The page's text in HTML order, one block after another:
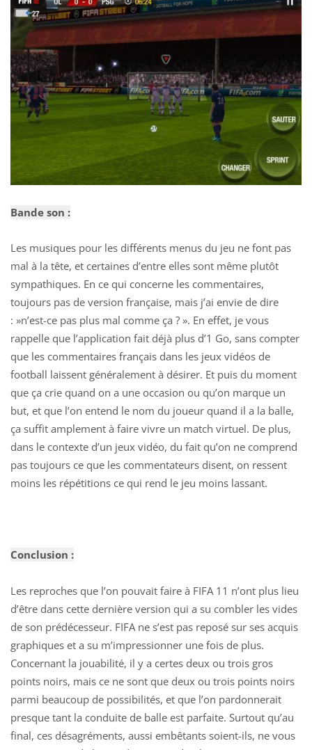
Bande son :
Les musiques pour les différents menus du jeu ne font pas
mal à la tête, et certaines d’entre elles sont même plutôt
sympathiques. En ce qui concerne les commentaires,
toujours pas de version française, mais j’ai envie de dire
: »n’est-ce pas plus mal comme ça ? ». En effet, je vous
rappelle que l’application fait déjà plus d’1 Go, sans compter
que les commentaires français dans les jeux vidéos de
football laissent généralement à désirer. Et puis du moment
que ça crie quand on a une occasion ou qu’on marque un
but, et que l’on entend le nom du joueur quand il a la balle,
ça suffit amplement à faire vivre un match virtuel. De plus,
dans le contexte d’un jeux vidéo, du fait qu’on ne comprend
pas toujours ce que les commentateurs disent, on ressent
moins les répétitions ce qui rend le jeu moins lassant.
Conclusion :
Les reproches que l’on pouvait faire à FIFA 11 n’ont plus lieu
d’être dans cette dernière version qui a su combler les vides
de son prédécesseur. FIFA ne s’est pas reposé sur ses acquis
graphiques et a su m’impressionner une fois de plus.
Concernant la jouabilité, il y a certes deux ou trois gros
points noirs, mais ce ne sont que deux ou trois points noirs
parmi beaucoup de possibilités, et que l’on pardonnerait
presque tant la conduite de balle est parfaite. Surtout qu’au
final, ces désagréments, aussi embêtants soient-ils, ne vous